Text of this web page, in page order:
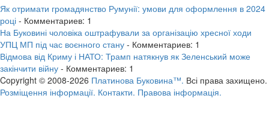
Як отримати громадянство Румунії: умови для оформлення в 2024
році - Комментариев: 1
На Буковині чоловіка оштрафували за організацію хресної ходи
УПЦ МП під час воєнного стану - Комментариев: 1
Відмова від Криму і НАТО: Трамп натякнув як Зеленський може
закінчити війну - Комментариев: 1
Copyright © 2008-2026 Платинова Буковина™. Всі права захищено.
Розміщення інформації. Контакти. Правова інформація.